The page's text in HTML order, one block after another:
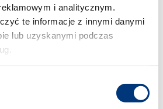
i analitycznym.
te informacje z innymi danymi
lub uzyskanymi podczas